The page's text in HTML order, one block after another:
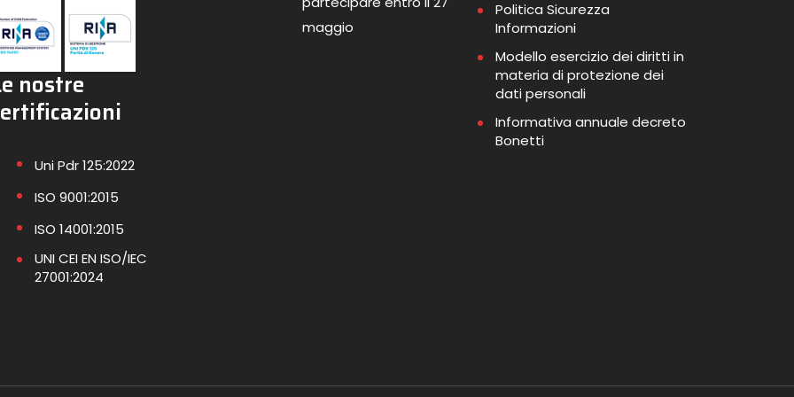
nostre
Uni Pdr 125:2022
ISO 9001:2015
ISO 14001:2015
UNI CEI EN ISO/IEC
27001:2024
maggio
Politica Sicurezza
Informazioni
Modello esercizio dei diritti in
materia di protezione dei
dati personali
Informativa annuale decreto
Bonetti